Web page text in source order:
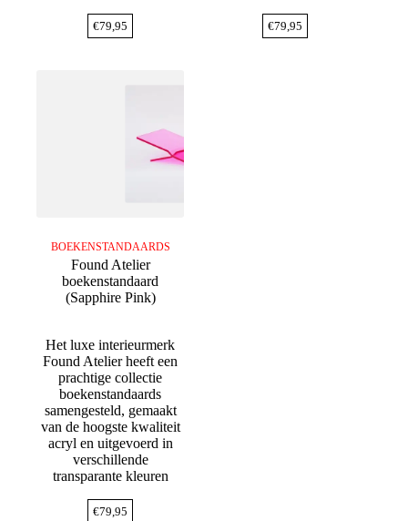
€79,95 €79,95
BOEKENSTANDAARDS
Found Atelier
boekenstandaard
(Sapphire Pink)
Het luxe interieurmerk
Found Atelier heeft een
prachtige collectie
boekenstandaards
samengesteld, gemaakt
van de hoogste kwaliteit
acryl en uitgevoerd in
verschillende
transparante kleuren
€79,95